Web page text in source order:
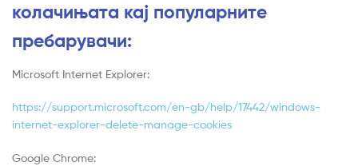
колачињата кај популарните
пребарувачи:
Microsoft Internet Explorer:
https://support.microsoft.com/en-gb/help/17442/windows-
internet-explorer-delete-manage-cookies
Google Chrome: